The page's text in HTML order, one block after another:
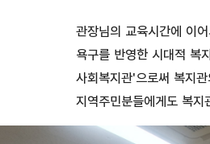
관장님의 교육시간에 이
욕구를 반영한 시대적 복
사회복지관'으로써 복지
지역주민분들에게도 복